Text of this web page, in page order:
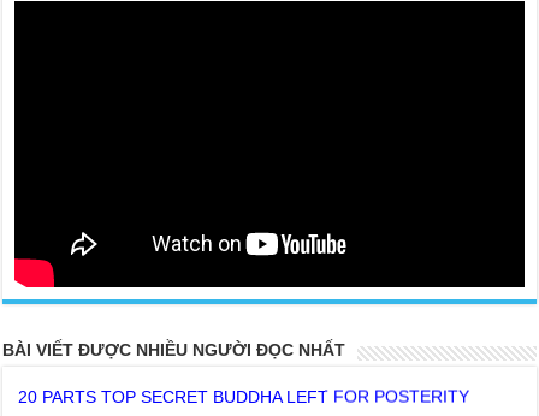
BÀI VIẾT ĐƯỢC NHIỀU NGƯỜI ĐỌC NHẤT
20 PARTS TOP SECRET BUDDHA LEFT FOR POSTERITY